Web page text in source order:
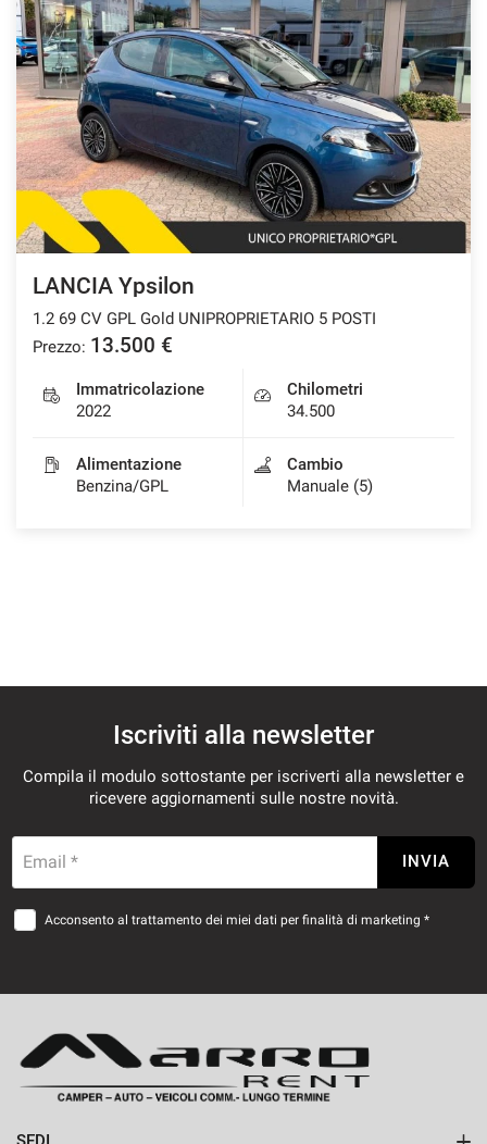
LANCIA Ypsilon
1.2 69 CV GPL Gold UNIPROPRIETARIO 5 POSTI
Prezzo: 13.500 €
Immatricolazione
2022
Chilometri
34.500
Alimentazione
Benzina/GPL
Cambio
Manuale (5)
Iscriviti alla newsletter
Compila il modulo sottostante per iscriverti alla newsletter e
ricevere aggiornamenti sulle nostre novità.
Email * INVIA
Acconsento al trattamento dei miei dati per finalità di marketing *